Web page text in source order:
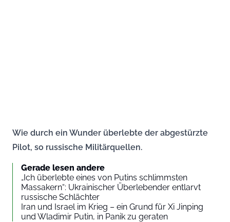
Wie durch ein Wunder überlebte der abgestürzte
Pilot, so russische Militärquellen.
Gerade lesen andere
„Ich überlebte eines von Putins schlimmsten
Massakern“: Ukrainischer Überlebender entlarvt
russische Schlächter
Iran und Israel im Krieg – ein Grund für Xi Jinping
und Wladimir Putin, in Panik zu geraten